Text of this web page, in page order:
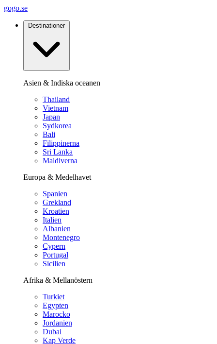
gogo.se
Destinationer
Asien & Indiska oceanen
Thailand
Vietnam
Japan
Sydkorea
Bali
Filippinerna
Sri Lanka
Maldiverna
Europa & Medelhavet
Spanien
Grekland
Kroatien
Italien
Albanien
Montenegro
Cypern
Portugal
Sicilien
Afrika & Mellanöstern
Turkiet
Egypten
Marocko
Jordanien
Dubai
Kap Verde